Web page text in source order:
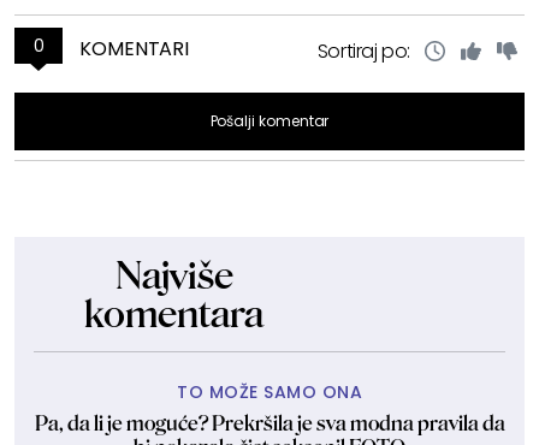
0 KOMENTARI Sortiraj po:
Pošalji komentar
Najviše
komentara
TO MOŽE SAMO ONA
Pa, da li je moguće? Prekršila je sva modna pravila da